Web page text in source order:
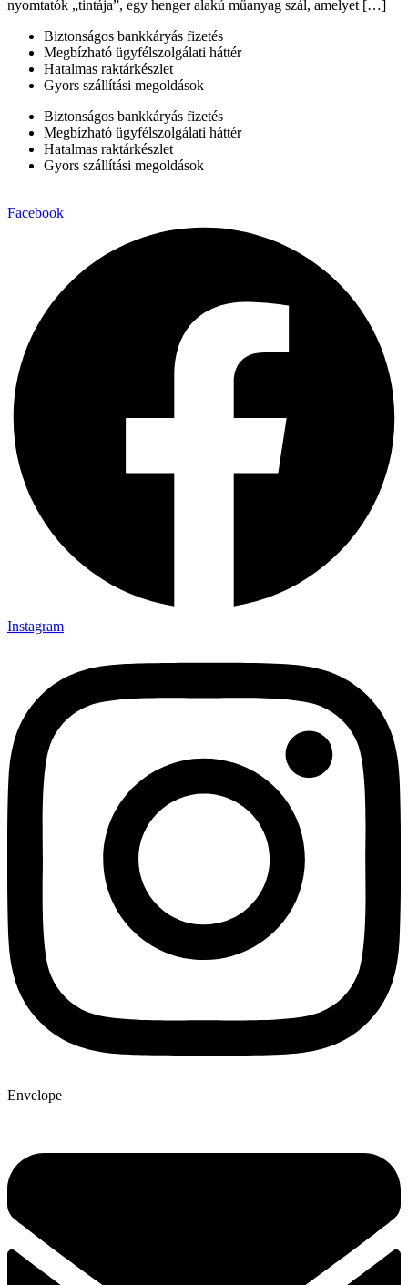
nyomtatók „tintája”, egy henger alakú műanyag szál, amelyet […]
Biztonságos bankkáryás fizetés
Megbízható ügyfélszolgálati háttér
Hatalmas raktárkészlet
Gyors szállítási megoldások
Biztonságos bankkáryás fizetés
Megbízható ügyfélszolgálati háttér
Hatalmas raktárkészlet
Gyors szállítási megoldások
Facebook
Instagram
Envelope